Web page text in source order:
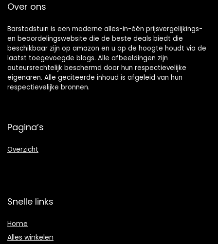
Over ons
Barstadstuin is een moderne alles-in-één prijsvergelijkings-
en beoordelingswebsite die de beste deals biedt die
beschikbaar zijn op amazon en u op de hoogte houdt via de
laatst toegevoegde blogs. Alle afbeeldingen zijn
auteursrechtelijk beschermd door hun respectievelijke
eigenaren. Alle geciteerde inhoud is afgeleid van hun
respectievelijke bronnen.
Pagina’s
Overzicht
Snelle links
Home
Alles winkelen